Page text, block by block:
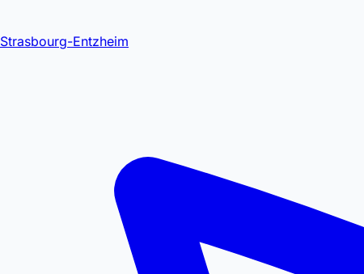
Strasbourg-Entzheim